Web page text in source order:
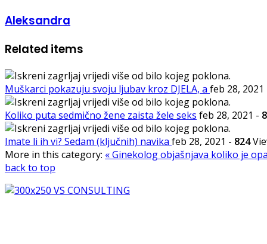
Aleksandra
Related items
Muškarci pokazuju svoju ljubav kroz DJELA, a feb 28, 2021
Koliko puta sedmično žene zaista žele seks feb 28, 2021 -
Imate li ih vi? Sedam (ključnih) navika feb 28, 2021 - 824
More in this category: « Ginekolog objašnjava koliko je
back to top